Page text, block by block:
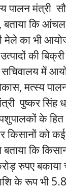
पालन मंत्री
कि आंचल
मेले का भी
की बिक्री
में
मत्स्य
पुष्कर सिंह
के हित
किसानों को
कि
रुपए बकाया
के रूप भी